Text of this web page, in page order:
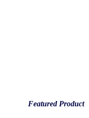
Featured Product